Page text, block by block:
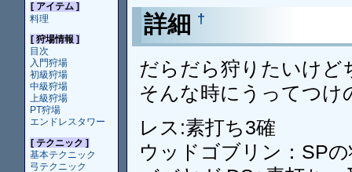
[ アイテム ]
料理
[ 狩場情報 ]
目次
入門狩場
初級狩場
中級狩場
上級狩場
PT狩場
エンドレスタワー
[ テクニック ]
基本テクニック
弓テクニック
詳細 †
だらだら狩りたいけ
そんな時にうってつけ
レス:素打ち3確
ウッドゴブリン：SP